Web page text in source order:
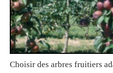
Choisir des arbres fruitiers